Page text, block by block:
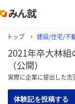
トップ 建設/住宅/不
2021年卒大林組
（公開）
実際に企業に提出した志
体験記を投稿する